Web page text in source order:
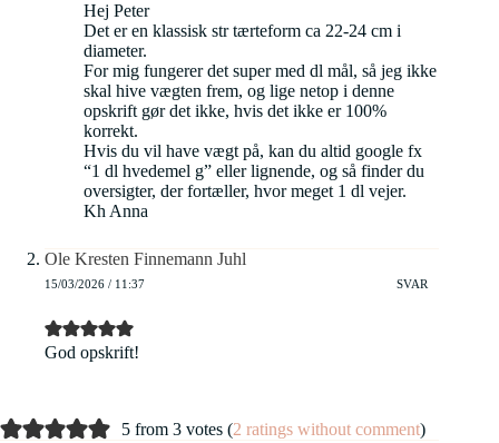
Hej Peter
Det er en klassisk str tærteform ca 22-24 cm i
diameter.
For mig fungerer det super med dl mål, så jeg ikke
skal hive vægten frem, og lige netop i denne
opskrift gør det ikke, hvis det ikke er 100%
korrekt.
Hvis du vil have vægt på, kan du altid google fx
“1 dl hvedemel g” eller lignende, og så finder du
oversigter, der fortæller, hvor meget 1 dl vejer.
Kh Anna
Ole Kresten Finnemann Juhl
15/03/2026 / 11:37 SVAR
God opskrift!
5 from 3 votes (2 ratings without comment)